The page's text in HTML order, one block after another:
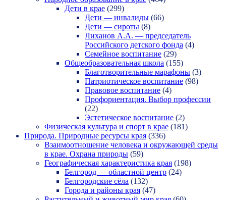
Дети в крае (299)
Дети — инвалиды (66)
Дети — сироты (8)
Лиханов А.А. — председатель
Российского детского фонда (4)
Семейное воспитание (29)
Общеобразовательная школа (155)
Благотворительные марафоны (3)
Патриотическое воспитание (98)
Правовое воспитание (4)
Профориентация. Выбор профессии
(22)
Эстетическое воспитание (2)
Физическая культура и спорт в крае (181)
Природа. Природные ресурсы края (336)
Взаимоотношение человека и окружающей среды
в крае. Охрана природы (59)
Географическая характеристика края (198)
Белгород — областной центр (24)
Белгородские сёла (132)
Города и районы края (47)